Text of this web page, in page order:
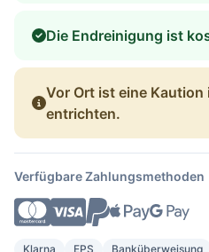
Die Endreinigung ist
Vor Ort ist eine Kaution
entrichten.
Verfügbare Zahlungsmethoden
Klarna EPS Banküberweisung